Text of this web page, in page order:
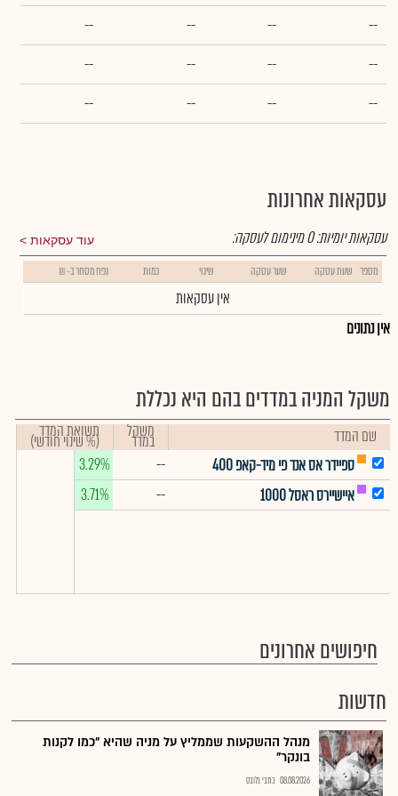
--
--
--
--
--
--
--
--
--
--
--
--
עסקאות אחרונות
עוד עסקאות עסקאות יומיות:0מינימום לעסקה:
מספר שעת עסקה שער עסקה שינוי כמות נפח מסחר ב- ₪
אין עסקאות
אין נתונים
משקל המניה במדדים בהם היא נכללת
שם המדד משקל
במדד תשואת המדד
(% שינוי חודשי)
ספיידר אס אנד פי מיד-קאפ 400
--
3.29%
איישיירס ראסל 1000
--
3.71%
חיפושים אחרונים
חדשות
מנהל ההשקעות שממליץ על מניה שהיא "כמו לקנות
בונקר"
08.08.2026 כתבי גלובס